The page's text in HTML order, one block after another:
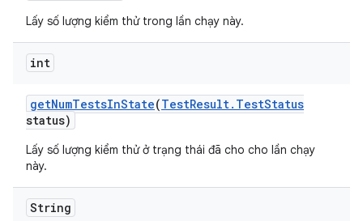
Lấy số lượng kiểm thử trong lần chạy này.
int
getNumTestsInState(TestResult. TestStatus
status)
Lấy số lượng kiểm thử ở trạng thái đã cho cho lần chạy
này.
String